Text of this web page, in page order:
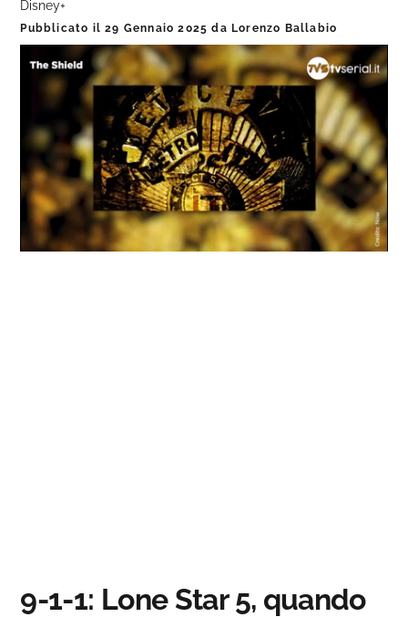
Disney+
Pubblicato il29 Gennaio 2025 da Lorenzo Ballabio
Unmute
Loaded :
0%
Progress
0%
9-1-1: Lone Star 5, quando